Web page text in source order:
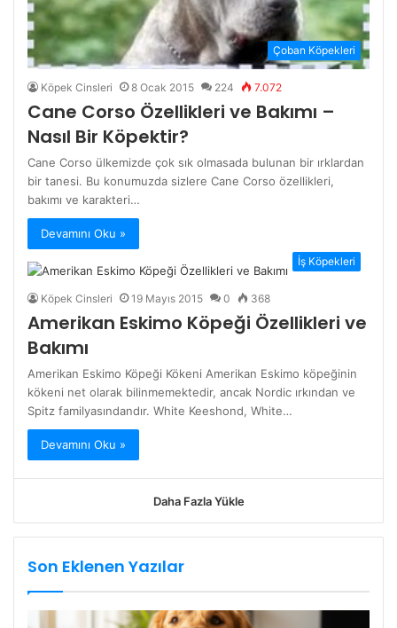
Çoban Köpekleri
Köpek Cinsleri 8 Ocak 2015 224 7.072
Cane Corso Özellikleri ve Bakımı –
Nasıl Bir Köpektir?
Cane Corso ülkemizde çok sık olmasada bulunan bir ırklardan
bir tanesi. Bu konumuzda sizlere Cane Corso özellikleri,
bakımı ve karakteri…
Devamını Oku »
İş Köpekleri
Köpek Cinsleri 19 Mayıs 2015 0 368
Amerikan Eskimo Köpeği Özellikleri ve
Bakımı
Amerikan Eskimo Köpeği Kökeni Amerikan Eskimo köpeğinin
kökeni net olarak bilinmemektedir, ancak Nordic ırkından ve
Spitz familyasındandır. White Keeshond, White…
Devamını Oku »
Daha Fazla Yükle
Son Eklenen Yazılar